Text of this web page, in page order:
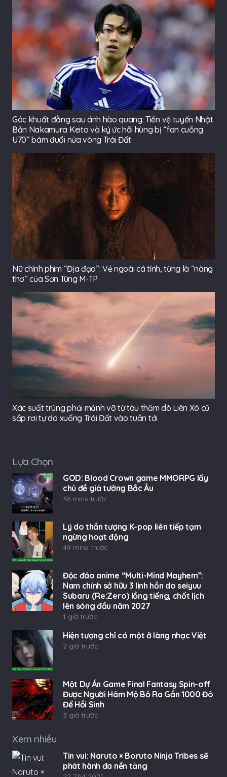
Góc khuất đằng sau ánh hào quang: Tiền vệ tuyển Nhật
Bản Nakamura Keito và ký ức hãi hùng bị “fan cuồng
U70” bám đuổi nửa vòng Trái Đất
Nữ chính phim “Địa đạo”: Vẻ ngoài cá tính, từng là “nàng
thơ” của Sơn Tùng M-TP
Xác suất trúng phải mảnh vỡ từ tàu thăm dò Liên Xô cũ
sắp rơi tự do xuống Trái Đất vào tuần tới
Lựa Chọn
GOD: Blood Crown game MMORPG lấy
chủ đề giả tưởng Bắc Âu
36 mins trước
Lý do thần tượng K-pop liên tiếp tạm
ngừng hoạt động
49 mins trước
Độc đáo anime “Multi-Mind Mayhem”:
Nam chính sở hữu 3 linh hồn do seiyuu
Subaru (Re:Zero) lồng tiếng, chốt lịch
lên sóng đầu năm 2027
1 giờ trước
Hiện tượng chỉ có một ở làng nhạc Việt
2 giờ trước
Một Dự Án Game Final Fantasy Spin-off
Được Người Hâm Mộ Bỏ Ra Gần 1000 Đô
Để Hồi Sinh
3 giờ trước
Xem nhiều
Tin vui: Naruto × Boruto Ninja Tribes sẽ
phát hành đa nền tảng